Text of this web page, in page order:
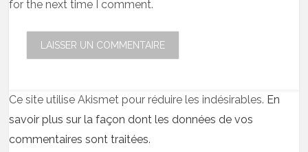
for the next time I comment.
Ce site utilise Akismet pour réduire les indésirables. En
savoir plus sur la façon dont les données de vos
commentaires sont traitées.